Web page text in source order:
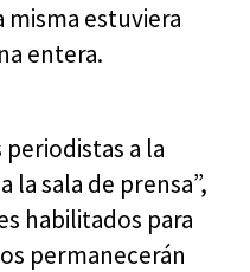
estuviera
entera.
a la
la sala de prensa”,
habilitados para
permanecerán